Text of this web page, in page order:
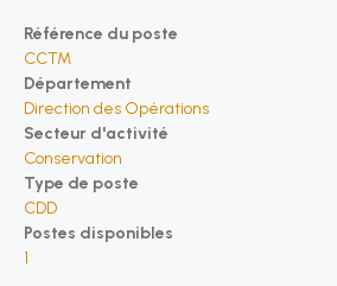
Référence du poste
CCTM
Département
Direction des Opérations
Secteur d'activité
Conservation
Type de poste
CDD
Postes disponibles
1